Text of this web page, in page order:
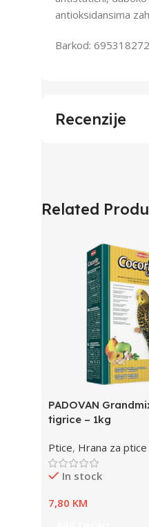
antioksidansima
Barkod:
Recenzije
Related
PADOVAN
tigrice – 1kg
Ptice, Hrana za ptice
In stock
7,80 KM